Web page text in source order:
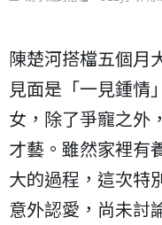
陳楚河搭檔五個月
見面是「一見鍾情
女，除了爭寵之外
才藝。雖然家裡有
大的過程，這次特
意外認愛，尚未討